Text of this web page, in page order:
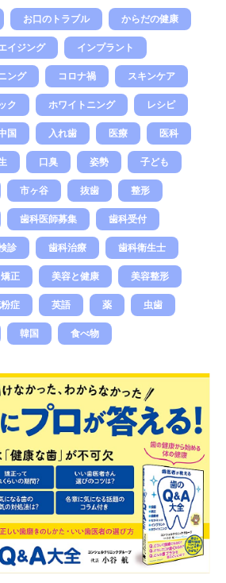
お口のトラブル からだの健康
イジング インプラント
ング コロナ禍 スキンケア
ク ホワイトニング レシピ
国 入れ歯 医療 医科
口臭 姿勢 子ども
市ヶ谷 抜歯 整形
歯科医師募集 歯科受付
診 歯科治療 歯科衛生士
矯正 美容と健康 美容整形
症 英語 薬 虫歯
韓国 食べ物